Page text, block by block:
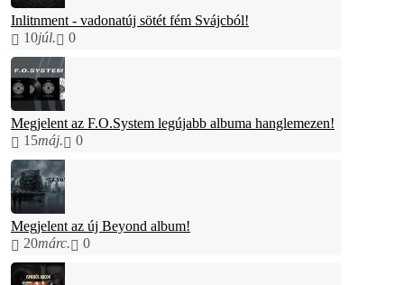
Inlitnment - vadonatúj sötét fém Svájcból!
10júl. 0
Megjelent az F.O.System legújabb albuma hanglemezen!
15máj. 0
Megjelent az új Beyond album!
20márc. 0